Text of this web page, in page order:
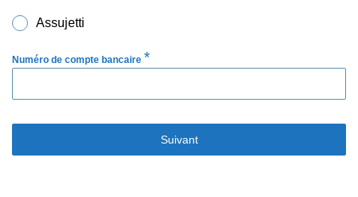
Assujetti
Numéro de compte bancaire *
Suivant